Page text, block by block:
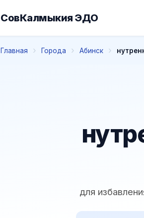
СовКалмыкия ЭДО
Главная Города Абинск
для